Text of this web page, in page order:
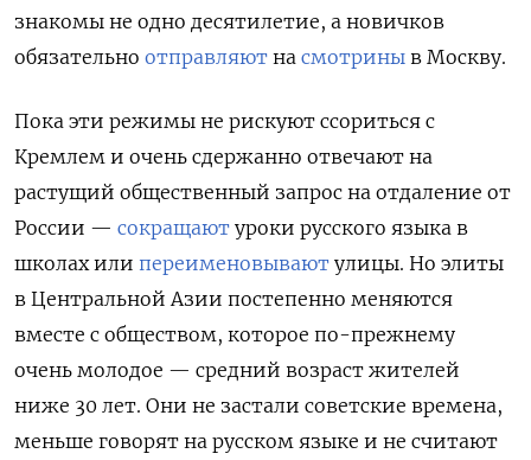
знакомы не одно десятилетие, а новичков
обязательно отправляют на смотрины в Москву.
Пока эти режимы не рискуют ссориться с
Кремлем и очень сдержанно отвечают на
растущий общественный запрос на отдаление от
России — сокращают уроки русского языка в
школах или переименовывают улицы. Но элиты
в Центральной Азии постепенно меняются
вместе с обществом, которое по-прежнему
очень молодое — средний возраст жителей
ниже 30 лет. Они не застали советские времена,
меньше говорят на русском языке и не считают